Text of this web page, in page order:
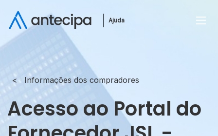
Ajuda
Informações dos compradores
Acesso ao Portal do